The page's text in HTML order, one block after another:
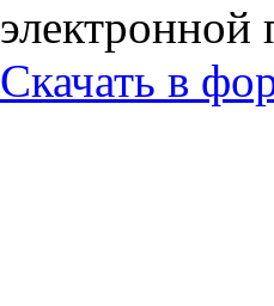
электронной
Скачать в